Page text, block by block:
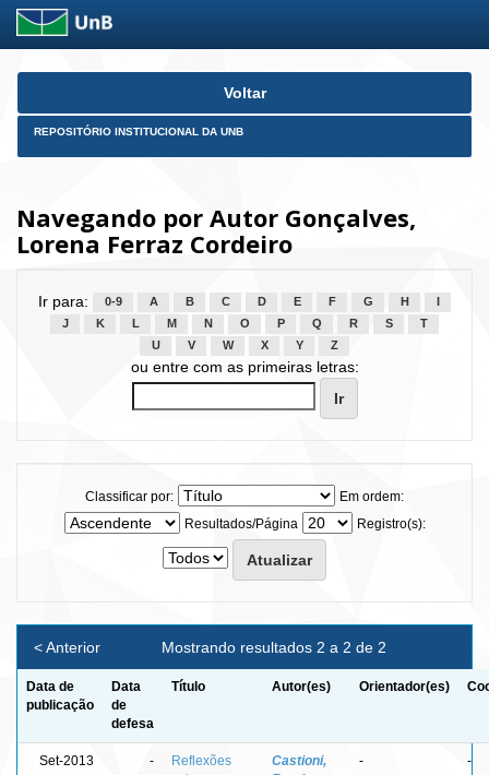
Skip
Voltar
REPOSITÓRIO INSTITUCIONAL DA UNB
Navegando por Autor Gonçalves,
Lorena Ferraz Cordeiro
Ir para: 0-9 A B C D E F G H
J
K L M N O P Q R S
T
U
V W X Y Z
ou entre com as primeiras letras:
Classificar por:
Em ordem:
Resultados/Página
Registro(s):
Mostrando resultados 2 a 2 de 2
< Anterior
Data de
publicação
Data
de
defesa
Título Autor(es) Orientador(es)
Set-2013 -
Reflexões
Castioni,
- -